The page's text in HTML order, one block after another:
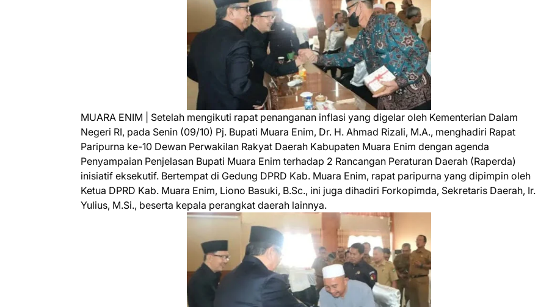
MUARA ENIM | Setelah mengikuti rapat penanganan inflasi yang digelar oleh Kementerian Dalam
Negeri RI, pada Senin (09/10) Pj. Bupati Muara Enim, Dr. H. Ahmad Rizali, M.A., menghadiri Rapat
Paripurna ke-10 Dewan Perwakilan Rakyat Daerah Kabupaten Muara Enim dengan agenda
Penyampaian Penjelasan Bupati Muara Enim terhadap 2 Rancangan Peraturan Daerah (Raperda)
inisiatif eksekutif. Bertempat di Gedung DPRD Kab. Muara Enim, rapat paripurna yang dipimpin oleh
Ketua DPRD Kab. Muara Enim, Liono Basuki, B.Sc., ini juga dihadiri Forkopimda, Sekretaris Daerah, Ir.
Yulius, M.Si., beserta kepala perangkat daerah lainnya.